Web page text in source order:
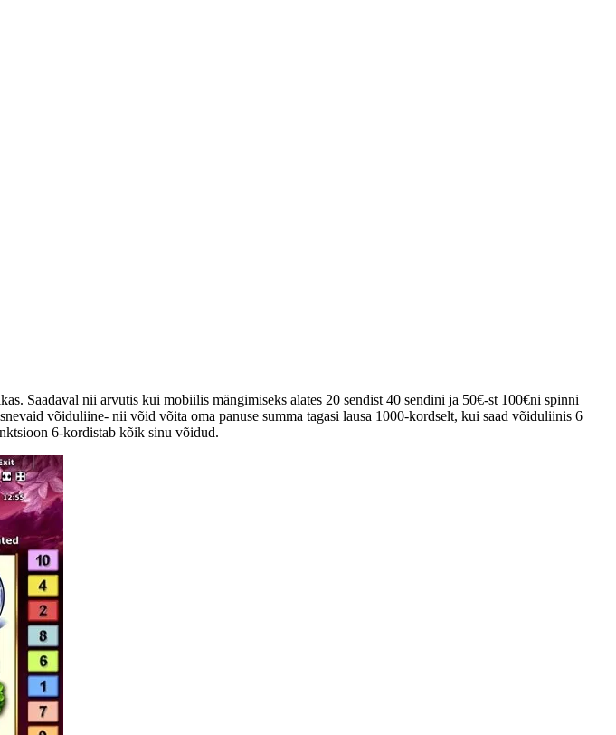
Saadaval nii arvutis kui mobiilis mängimiseks alates 20 sendist 40 sendini ja 50€-st 100€ni spinni
võiduliine- nii võid võita oma panuse summa tagasi lausa 1000-kordselt, kui saad võiduliinis 6
6-kordistab kõik sinu võidud.